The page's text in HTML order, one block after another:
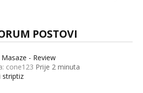
POSTOVI
- Review
cone123 Prije 2 minuta
striptiz